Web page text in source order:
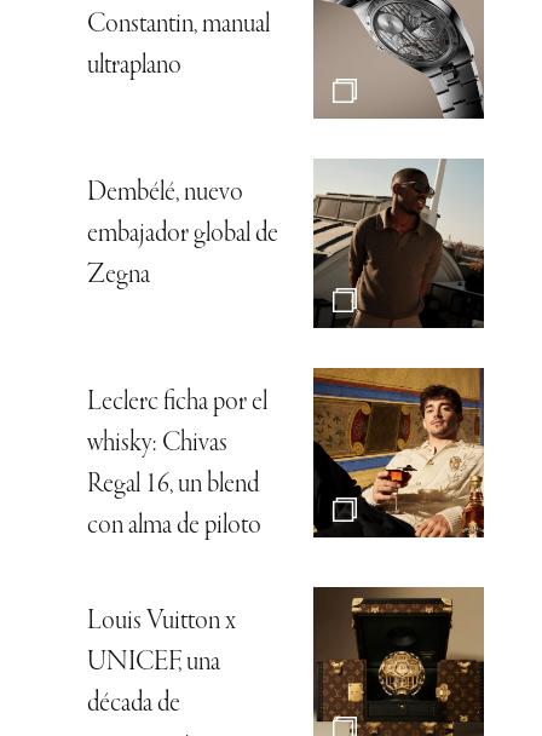
Constantin, manual
ultraplano
Dembélé, nuevo
embajador global de
Zegna
Leclerc ficha por el
whisky: Chivas
Regal 16, un blend
con alma de piloto
Louis Vuitton x
UNICEF, una
década de